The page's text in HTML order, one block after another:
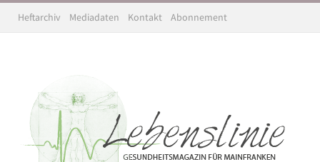
Heftarchiv Mediadaten Kontakt Abonnement